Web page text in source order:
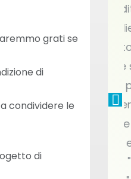
grati se
di
condividere le
di
questa
di
e il fatto di
poter